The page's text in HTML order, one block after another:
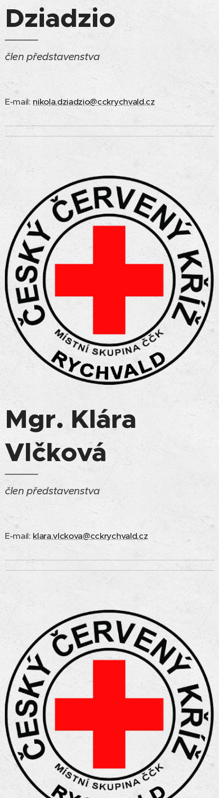
Dziadzio
člen představenstva
E-mail:nikola.dziadzio@cckrychvald.cz
Mgr. Klára
Vlčková
člen představenstva
E-mail:klara.vlckova@cckrychvald.cz